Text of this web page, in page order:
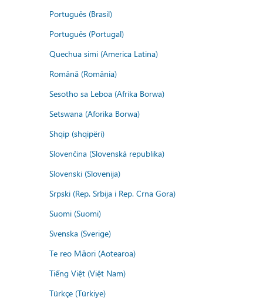
Português (Brasil)
Português (Portugal)
Quechua simi (America Latina)
Română (România)
Sesotho sa Leboa (Afrika Borwa)
Setswana (Aforika Borwa)
Shqip (shqipëri)
Slovenčina (Slovenská republika)
Slovenski (Slovenija)
Srpski (Rep. Srbija i Rep. Crna Gora)
Suomi (Suomi)
Svenska (Sverige)
Te reo Māori (Aotearoa)
Tiếng Việt (Việt Nam)
Türkçe (Türkiye)